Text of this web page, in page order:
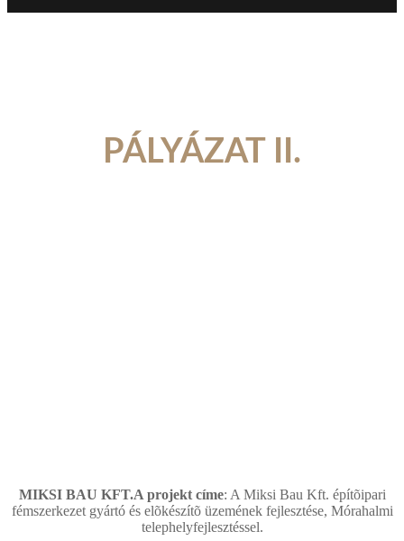
PÁLYÁZAT II.
MIKSI BAU KFT.A projekt címe: A Miksi Bau Kft. építõipari
fémszerkezet gyártó és elõkészítõ üzemének fejlesztése, Mórahalmi
telephelyfejlesztéssel.